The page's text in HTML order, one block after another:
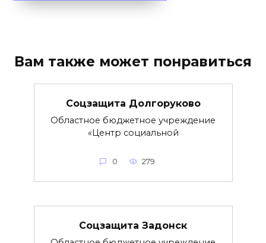
Вам также может понравиться
Соцзащита Долгоруково
Областное бюджетное учреждение
«Центр социальной
0 279
Соцзащита Задонск